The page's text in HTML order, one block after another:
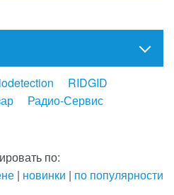
RIDGID
Радио-Сервис
по:
| новинки | по популярности